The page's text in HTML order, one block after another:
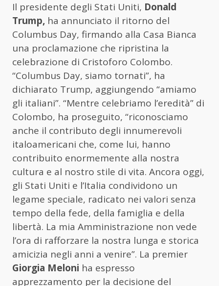
Il presidente degli Stati Uniti, Donald
Trump, ha annunciato il ritorno del
Columbus Day, firmando alla Casa Bianca
una proclamazione che ripristina la
celebrazione di Cristoforo Colombo.
“Columbus Day, siamo tornati”, ha
dichiarato Trump, aggiungendo “amiamo
gli italiani”. “Mentre celebriamo l’eredità” di
Colombo, ha proseguito, “riconosciamo
anche il contributo degli innumerevoli
italoamericani che, come lui, hanno
contribuito enormemente alla nostra
cultura e al nostro stile di vita. Ancora oggi,
gli Stati Uniti e l’Italia condividono un
legame speciale, radicato nei valori senza
tempo della fede, della famiglia e della
libertà. La mia Amministrazione non vede
l’ora di rafforzare la nostra lunga e storica
amicizia negli anni a venire”. La premier
Giorgia Meloni ha espresso
apprezzamento per la decisione del